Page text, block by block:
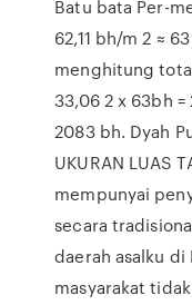
Batu bata Per-
62,11 bh/m 2 ≈
menghitung
33,06 2 x 63bh
2083 bh. Dyah
UKURAN LUAS
mempunyai
secara
daerah asalku di
masyarakat